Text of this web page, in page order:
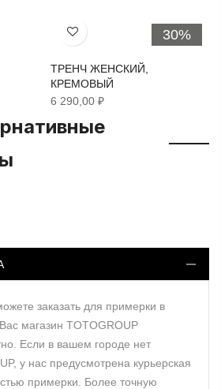
30%
Хочу!
ТРЕНЧ ЖЕНСКИЙ,
КРЕМОВЫЙ
6 290,00 ₽
заказать для примерки в
магазин TOTOGROUP
Если в вашем городе нет
у нас предусмотрена курьерская
примерки. Более точную